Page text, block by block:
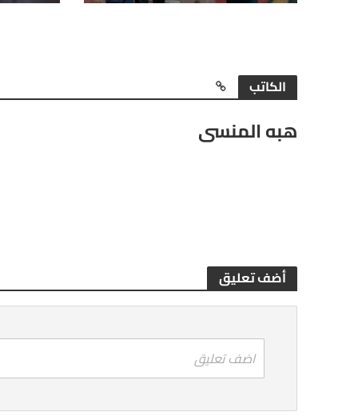
الكاتب
هبه المنسى
أضف تعليق
اضف تعليق